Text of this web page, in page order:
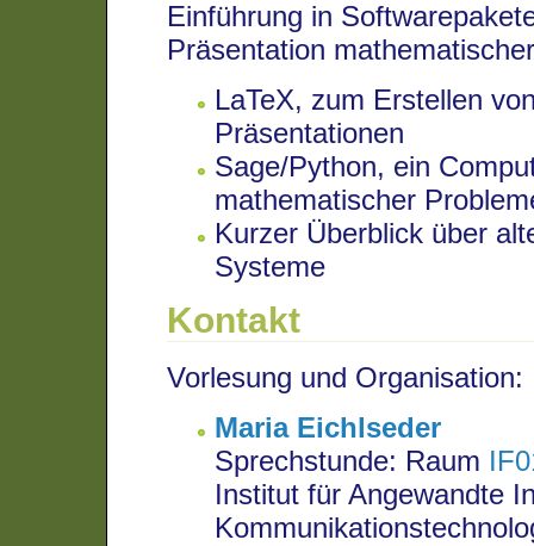
Einführung in
Präsentation
LaTeX, zum Erstellen
Präsentationen
Sage/Python, ein
mathematischer
Kurzer Überblick über
Systeme
Kontakt
Vorlesung und Organisation:
Maria Eichlseder
Sprechstunde: Raum
Institut für Angewandte